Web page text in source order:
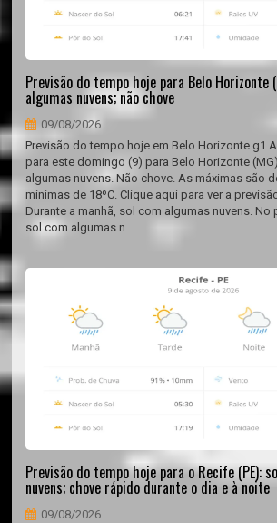
Previsão do tempo hoje para Belo Horizonte
algumas nuvens; não chove
09/08/2026
Previsão do tempo hoje em Belo Horizonte g1
para este domingo (9) para Belo Horizonte
algumas nuvens. Não chove. As máximas são
mínimas de 18ºC. Clique aqui para ver a
Durante a manhã, sol com algumas nuvens. No
sol com algumas n...
Previsão do tempo hoje para o Recife (PE):
nuvens; chove rápido durante o dia e à noite
09/08/2026